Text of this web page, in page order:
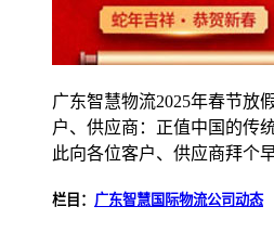
广东智慧物流2025年春节放
户、供应商：正值中国的传
此向各位客户、供应商拜个
栏目： 广东智慧国际物流公司动态